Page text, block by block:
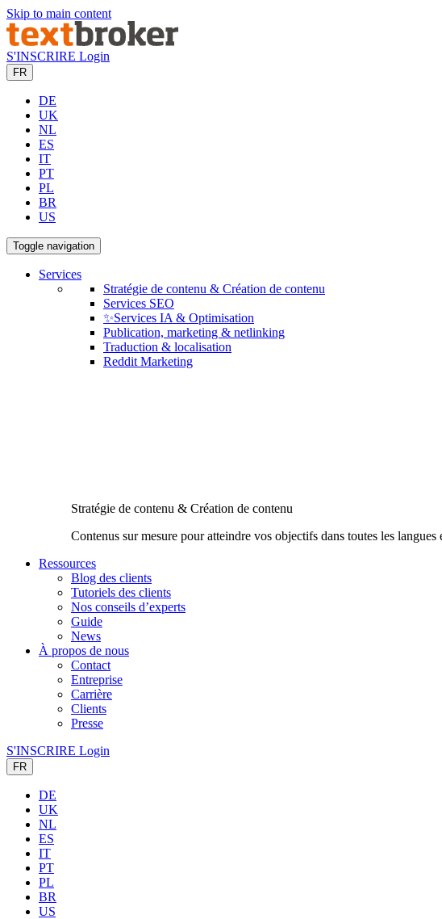
Skip to main content
S'INSCRIRE Login
FR
DE
UK
NL
ES
IT
PT
PL
BR
US
Toggle navigation
Services
Stratégie de contenu & Création de contenu
Services SEO
✨Services IA & Optimisation
Publication, marketing & netlinking
Traduction & localisation
Reddit Marketing
Stratégie de contenu & Création de contenu
Contenus sur mesure pour atteindre vos objectifs dans toutes les langues
Ressources
Blog des clients
Tutoriels des clients
Nos conseils d’experts
Guide
News
À propos de nous
Contact
Entreprise
Carrière
Clients
Presse
S'INSCRIRE Login
FR
DE
UK
NL
ES
IT
PT
PL
BR
US